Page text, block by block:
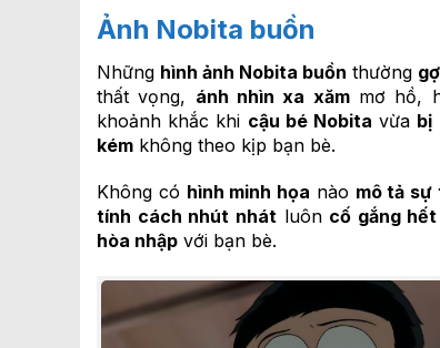
Ảnh Nobita buồn
Những hình ảnh Nobita buồn thường
thất vọng, ánh nhìn xa xămmơ hồ,
khoảnh khắc khi cậu bé Nobita vừa bị
kém không theo kịp bạn bè.
Không có hình minh họa nào mô tả sự
tính cách nhút nhátluôn cố gắng hết
hòa nhập với bạn bè.